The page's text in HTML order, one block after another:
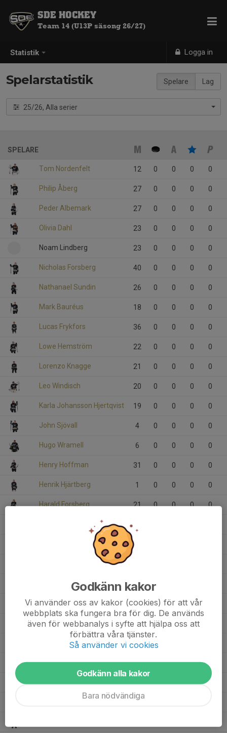
Statistik Logga in
SDE HOCKEY
Team 14 (U13P säsong 26/27)
Spelare Lag
Spelarstatistik
25/26, Alla serier
SPELARE
Tom Nordenfelt 12 0 0 0 0
Philip Åberg 27 0 0 0 0
Peder Albemark 27 0 0 0 0
Olivia Dahl 23 0 0 0 0
Noam Lindberg 23 0 0 0 0
Nicholas Forsberg 40 0 0 0 0
Nathanael Sundin 26 0 0 0 0
Mark Bauréus 18 0 0 0 0
Lucas Frykfors 36 0 0 0 0
Lowe Hemström 22 0 0 0 0
Lorenzo Knagge 21 0 0 0 0
Leo Windisch 20 0 0 0 0
Karla Johansson Hjertqvist 19 0 0 0 0
John Sjövall 4 0 0 0 0
Hugo Wramell 6 0 0 0 0
Henry Hoffman 31 0 0 0 0
Henrik Hjärtberg 1 0 0 0 0
Harald Forsberg 21 0 0 0 0
Gabriel Lindström 16
Fred Savén 36 0
Erik Sivberg 18 0 0 0
20 Elias Ruesta Edin 3 0 0 0
Edward von Uexküll 6 0
Douglas Kronwall 32 0 0 0
23 0 0 0 0
16
Godkänn kakor
Vi använder oss av kakor (cookies) för att vår
webbplats ska fungera bra för dig. De används
även för webbanalys i syfte att hjälpa oss att
förbättra våra tjänster.
Så använder vi cookies
Godkänn alla kakor
Bara nödvändiga